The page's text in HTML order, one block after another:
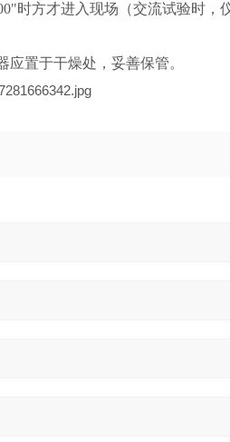
时方才进入现场（交流试验时，
置于干燥处，妥善保管。